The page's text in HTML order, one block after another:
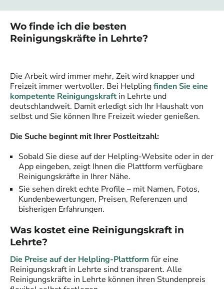
Wo finde ich die besten
Reinigungskräfte in Lehrte?
Die Arbeit wird immer mehr, Zeit wird knapper und
Freizeit immer wertvoller. Bei Helplingfinden Sie eine
kompetente Reinigungskraft in Lehrte und
deutschlandweit. Damit erledigt sich Ihr Haushalt von
selbst und Sie können Ihre Freizeit wieder genießen.
Die Suche beginnt mit Ihrer Postleitzahl:
Sobald Sie diese auf der Helpling-Website oder in der
App eingeben, zeigt Ihnen die Plattform verfügbare
Reinigungskräfte in Ihrer Nähe.
Sie sehen direkt echte Profile – mit Namen, Fotos,
Kundenbewertungen, Preisen, Referenzen und
bisherigen Erfahrungen.
Was kostet eine Reinigungskraft in
Lehrte?
Die Preise auf der Helpling-Plattform für eine
Reinigungskraft in Lehrte sind transparent. Alle
Reinigungskräfte in Lehrte können ihren Stundenpreis